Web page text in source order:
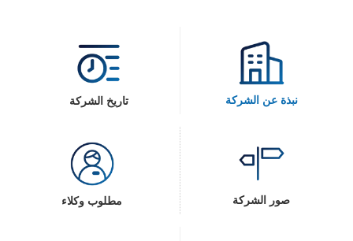
نبذة عن الشركة تاريخ الشركة
صور الشركة مطلوب وكلاء